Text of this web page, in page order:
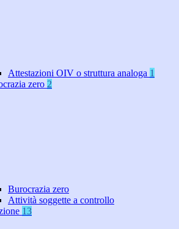
Attestazioni OIV o struttura analoga 1
zero 2
Burocrazia zero
Attività soggette a controllo
13